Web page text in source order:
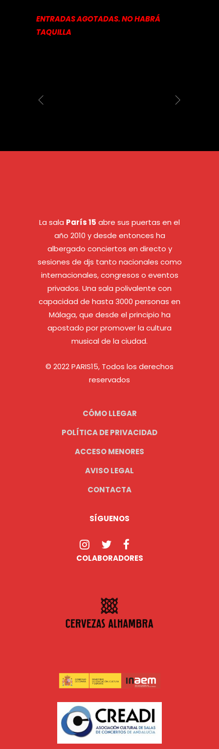
ENTRADAS AGOTADAS. NO HABRÁ
TAQUILLA
La sala París 15 abre sus puertas en el
año 2010 y desde entonces ha
albergado conciertos en directo y
sesiones de djs tanto nacionales como
internacionales, congresos o eventos
privados. Una sala polivalente con
capacidad de hasta 3000 personas en
Málaga, que desde el principio ha
apostado por promover la cultura
musical de la ciudad.
© 2022 PARIS15, Todos los derechos
reservados
CÓMO LLEGAR
POLÍTICA DE PRIVACIDAD
ACCESO MENORES
AVISO LEGAL
CONTACTA
SÍGUENOS
COLABORADORES